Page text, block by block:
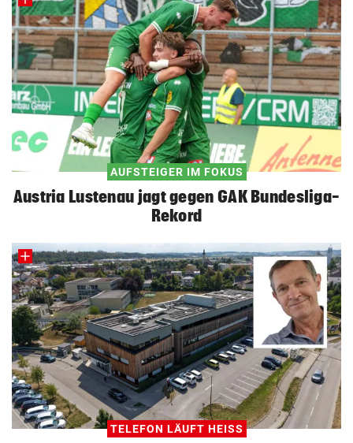
AUFSTEIGER IM FOKUS
Austria Lustenau jagt gegen GAK Bundesliga-
Rekord
TELEFON LÄUFT HEISS